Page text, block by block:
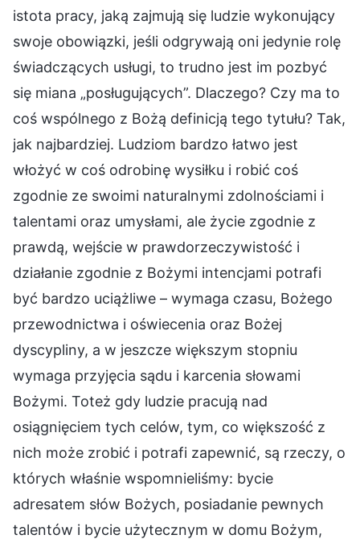
istota pracy, jaką zajmują się ludzie wykonujący
swoje obowiązki, jeśli odgrywają oni jedynie rolę
świadczących usługi, to trudno jest im pozbyć
się miana „posługujących”. Dlaczego? Czy ma to
coś wspólnego z Bożą definicją tego tytułu? Tak,
jak najbardziej. Ludziom bardzo łatwo jest
włożyć w coś odrobinę wysiłku i robić coś
zgodnie ze swoimi naturalnymi zdolnościami i
talentami oraz umysłami, ale życie zgodnie z
prawdą, wejście w prawdorzeczywistość i
działanie zgodnie z Bożymi intencjami potrafi
być bardzo uciążliwe – wymaga czasu, Bożego
przewodnictwa i oświecenia oraz Bożej
dyscypliny, a w jeszcze większym stopniu
wymaga przyjęcia sądu i karcenia słowami
Bożymi. Toteż gdy ludzie pracują nad
osiągnięciem tych celów, tym, co większość z
nich może zrobić i potrafi zapewnić, są rzeczy, o
których właśnie wspomnieliśmy: bycie
adresatem słów Bożych, posiadanie pewnych
talentów i bycie użytecznym w domu Bożym,